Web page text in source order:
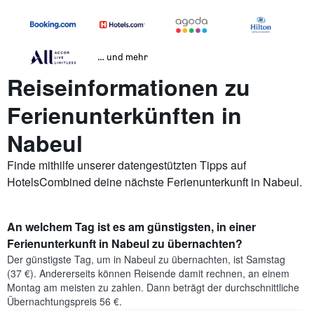
… und mehr
Reiseinformationen zu
Ferienunterkünften in
Nabeul
Finde mithilfe unserer datengestützten Tipps auf
HotelsCombined deine nächste Ferienunterkunft in Nabeul.
An welchem Tag ist es am günstigsten, in einer
Ferienunterkunft in Nabeul zu übernachten?
Der günstigste Tag, um in Nabeul zu übernachten, ist Samstag
(37 €). Andererseits können Reisende damit rechnen, an einem
Montag am meisten zu zahlen. Dann beträgt der durchschnittliche
Übernachtungspreis 56 €.